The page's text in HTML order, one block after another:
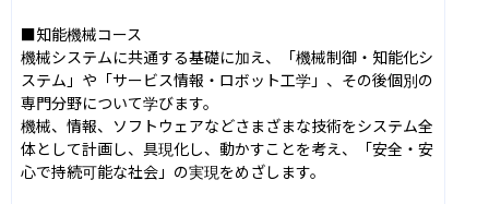
■知能機械コース
機械システムに共通する基礎に加え、「機械制御・知能化シ
ステム」や「サービス情報・ロボット工学」、その後個別の
専門分野について学びます。
機械、情報、ソフトウェアなどさまざまな技術をシステム全
体として計画し、具現化し、動かすことを考え、「安全・安
心で持続可能な社会」の実現をめざします。